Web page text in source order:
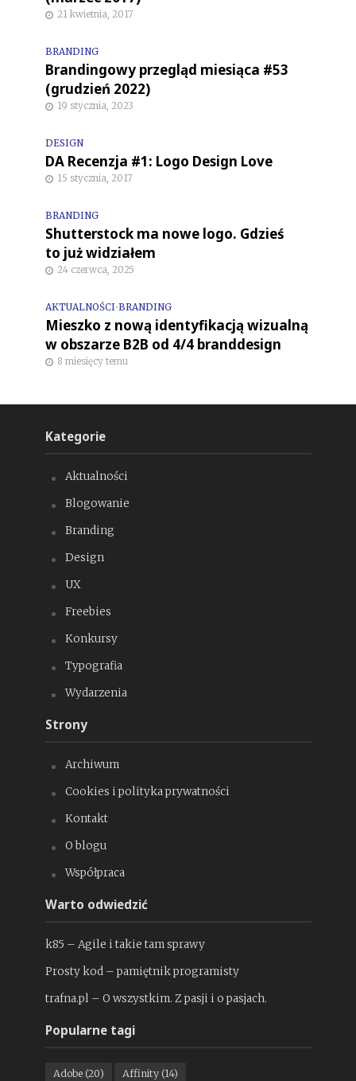
21 kwietnia, 2017
BRANDING
Brandingowy przegląd miesiąca #53
(grudzień 2022)
19 stycznia, 2023
DESIGN
DA Recenzja #1: Logo Design Love
15 stycznia, 2017
BRANDING
Shutterstock ma nowe logo. Gdzieś
to już widziałem
24 czerwca, 2025
AKTUALNOŚCI•BRANDING
Mieszko z nową identyfikacją wizualną
w obszarze B2B od 4/4 branddesign
8 miesięcy temu
Kategorie
Aktualności
Blogowanie
Branding
Design
UX
Freebies
Konkursy
Typografia
Wydarzenia
Strony
Archiwum
Cookies i polityka prywatności
Kontakt
O blogu
Współpraca
Warto odwiedzić
k85 – Agile i takie tam sprawy
Prosty kod – pamiętnik programisty
trafna.pl – O wszystkim. Z pasji i o pasjach.
Popularne tagi
Adobe(20) Affinity(14)